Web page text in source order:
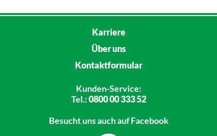
Karriere
Über uns
Kontaktformular
Kunden-Service:
Tel.:0800 00 333 52
Besucht unsauch auf Facebook